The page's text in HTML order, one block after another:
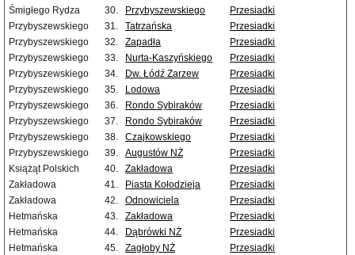
Śmigłego Rydza
30. Przybyszewskiego
Przesiadki
Przybyszewskiego
31. Tatrzańska
Przesiadki
Przybyszewskiego
32. Zapadła
Przesiadki
Przybyszewskiego
33. Nurta-Kaszyńskiego
Przesiadki
Przybyszewskiego
34. Dw. Łódź Zarzew
Przesiadki
Przybyszewskiego
35. Lodowa
Przesiadki
Przybyszewskiego
36. Rondo Sybiraków
Przesiadki
Przybyszewskiego
37. Rondo Sybiraków
Przesiadki
Przybyszewskiego
38. Czajkowskiego
Przesiadki
Przybyszewskiego
39. Augustów NŻ
Przesiadki
Książąt Polskich
40. Zakładowa
Przesiadki
Zakładowa
41. Piasta Kołodzieja
Przesiadki
Zakładowa
42. Odnowiciela
Przesiadki
Hetmańska
43. Zakładowa
Przesiadki
Hetmańska
44. Dąbrówki NŻ
Przesiadki
Hetmańska
45. Zagłoby NŻ
Przesiadki